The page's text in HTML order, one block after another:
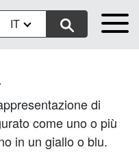
IT
di
come uno o più
in un giallo o blu.